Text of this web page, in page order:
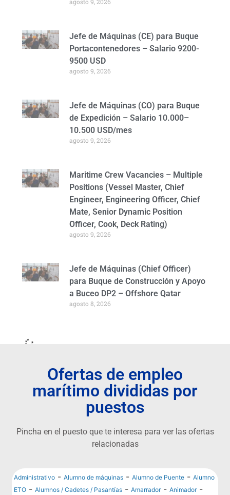
Jefe de Máquinas (CE) para Buque
Portacontenedores – Salario 9200-
9500 USD
agosto 9, 2026
Jefe de Máquinas (CO) para Buque
de Expedición – Salario 10.000–
10.500 USD/mes
agosto 9, 2026
Maritime Crew Vacancies – Multiple
Positions (Vessel Master, Chief
Engineer, Engineering Officer, Chief
Mate, Senior Dynamic Position
Officer, Cook, Deck Rating)
agosto 9, 2026
Jefe de Máquinas (Chief Officer)
para Buque de Construcción y Apoyo
a Buceo DP2 – Offshore Qatar
agosto 8, 2026
Ofertas de empleo
marítimo divididas por
puestos
Pincha en el puesto que te interesa para ver las ofertas
relacionadas
Administrativo -Alumno de máquinas -Alumno de Puente -Alumno
ETO -Alumnos / Cadetes / Pasantías -Amarrador-Animador-